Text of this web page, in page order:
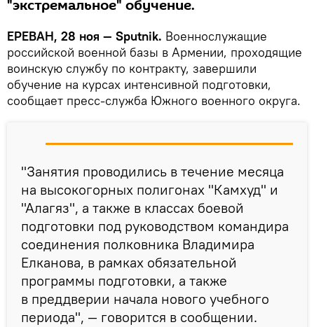
"экстремальное" обучение.
ЕРЕВАН, 28 ноя — Sputnik. Военнослужащие
российской военной базы в Армении, проходящие
воинскую службу по контракту, завершили
обучение на курсах интенсивной подготовки,
сообщает пресс-служба Южного военного округа.
"Занятия проводились в течение месяца
на высокогорных полигонах "Камхуд" и
"Алагяз", а также в классах боевой
подготовки под руководством командира
соединения полковника Владимира
Елканова, в рамках обязательной
программы подготовки, а также
в преддверии начала нового учебного
периода", — говорится в сообщении.